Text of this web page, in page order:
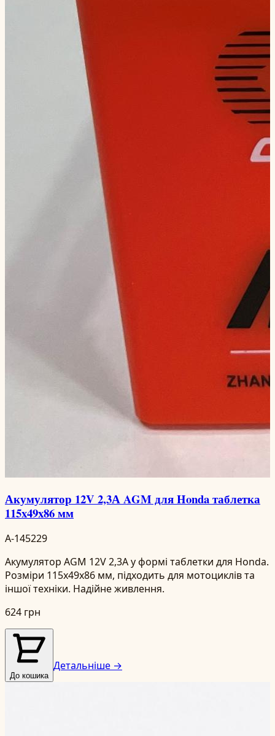
Акумулятор 12V 2,3А AGM для Honda таблетка
115x49x86 мм
A-145229
Акумулятор AGM 12V 2,3А у формі таблетки для Honda.
Розміри 115x49x86 мм, підходить для мотоциклів та
іншої техніки. Надійне живлення.
624 грн
До кошика
Детальніше →